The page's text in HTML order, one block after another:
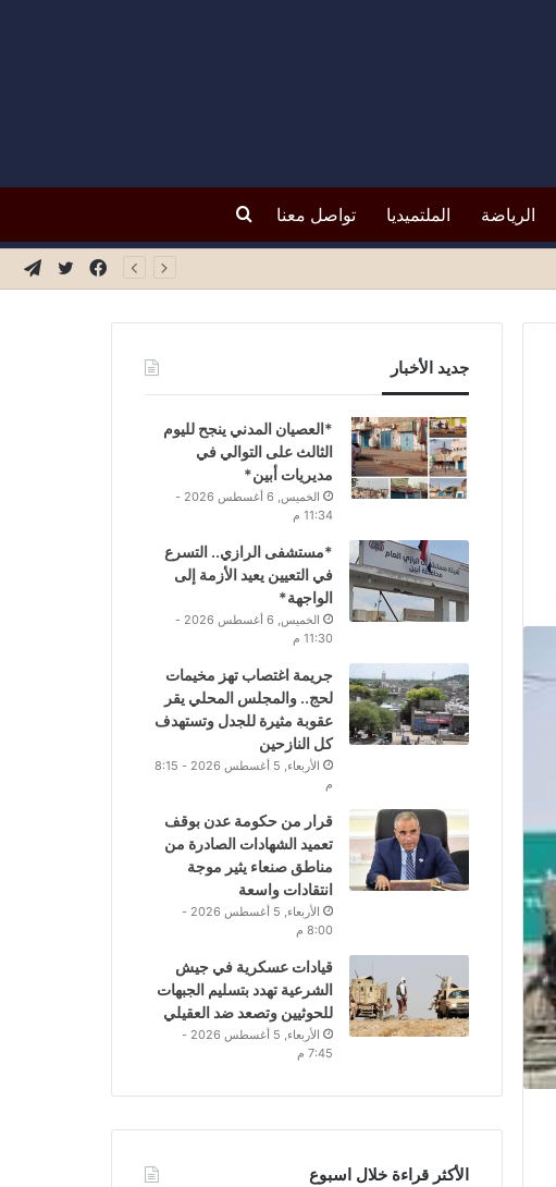
الرياضة الملتميديا تواصل معنا بحث
تويتر
فيسبوك
جديد الأخبار
*العصيان المدني ينجح لليوم
الثالث على التوالي في
مديريات أبين*
الخميس, 6 أغسطس 2026 -
11:34 م
*مستشفى الرازي.. التسرع
في التعيين يعيد الأزمة إلى
الواجهة*
الخميس, 6 أغسطس 2026 -
11:30 م
جريمة اغتصاب تهز مخيمات
لحج.. والمجلس المحلي يقر
عقوبة مثيرة للجدل وتستهدف
كل النازحين
الأربعاء, 5 أغسطس 2026 - 8:15
م
قرار من حكومة عدن بوقف
تعميد الشهادات الصادرة من
مناطق صنعاء يثير موجة
انتقادات واسعة
الأربعاء, 5 أغسطس 2026 -
8:00 م
قيادات عسكرية في جيش
الشرعية تهدد بتسليم الجبهات
للحوثيين وتصعد ضد العقيلي
الأربعاء, 5 أغسطس 2026 -
7:45 م
الأكثر قراءة خلال اسبوع